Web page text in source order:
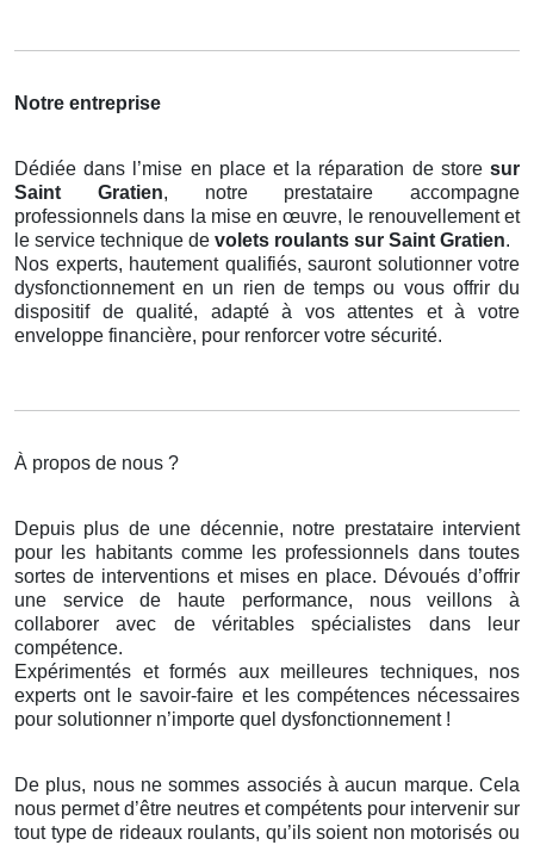
Notre entreprise
Dédiée dans l’mise en place et la réparation de store sur
Saint Gratien, notre prestataire accompagne
professionnels dans la mise en œuvre, le renouvellement et
le service technique de volets roulants sur Saint Gratien.
Nos experts, hautement qualifiés, sauront solutionner votre
dysfonctionnement en un rien de temps ou vous offrir du
dispositif de qualité, adapté à vos attentes et à votre
enveloppe financière, pour renforcer votre sécurité.
À propos de nous ?
Depuis plus de une décennie, notre prestataire intervient
pour les habitants comme les professionnels dans toutes
sortes de interventions et mises en place. Dévoués d’offrir
une service de haute performance, nous veillons à
collaborer avec de véritables spécialistes dans leur
compétence.
Expérimentés et formés aux meilleures techniques, nos
experts ont le savoir-faire et les compétences nécessaires
pour solutionner n’importe quel dysfonctionnement !
De plus, nous ne sommes associés à aucun marque. Cela
nous permet d’être neutres et compétents pour intervenir sur
tout type de rideaux roulants, qu’ils soient non motorisés ou